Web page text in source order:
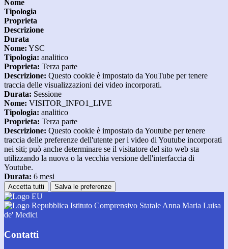
Nome
Tipologia
Proprieta
Descrizione
Durata
Nome: YSC
Tipologia: analitico
Proprieta: Terza parte
Descrizione: Questo cookie è impostato da YouTube per tenere
traccia delle visualizzazioni dei video incorporati.
Durata: Sessione
Nome: VISITOR_INFO1_LIVE
Tipologia: analitico
Proprieta: Terza parte
Descrizione: Questo cookie è impostato da Youtube per tenere
traccia delle preferenze dell'utente per i video di Youtube incorporati
nei siti; può anche determinare se il visitatore del sito web sta
utilizzando la nuova o la vecchia versione dell'interfaccia di
Youtube.
Durata: 6 mesi
Accetta tutti Salva le preferenze
Istituto Comprensivo Statale Anna Maria Luisa
de' Medici
Contatti